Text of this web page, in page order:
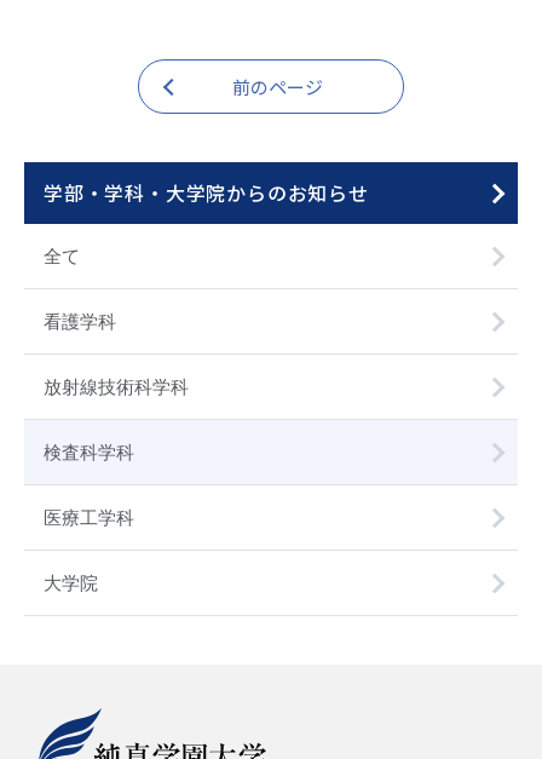
前のページ
学部・学科・大学院からのお知らせ
全て
看護学科
放射線技術科学科
検査科学科
医療工学科
大学院